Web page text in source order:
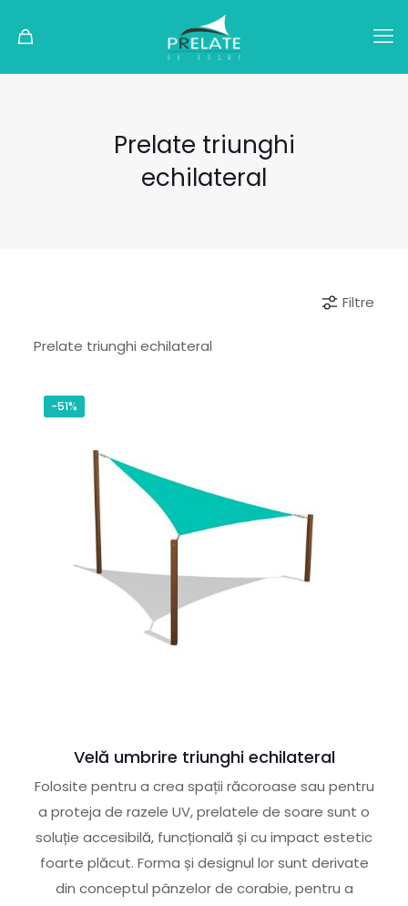
Prelate triunghi
echilateral
Filtre
Prelate triunghi echilateral
-51%
Velă umbrire triunghi echilateral
Folosite pentru a crea spații răcoroase sau pentru
a proteja de razele UV, prelatele de soare sunt o
soluție accesibilă, funcțională și cu impact estetic
foarte plăcut. Forma și designul lor sunt derivate
din conceptul pânzelor de corabie, pentru a